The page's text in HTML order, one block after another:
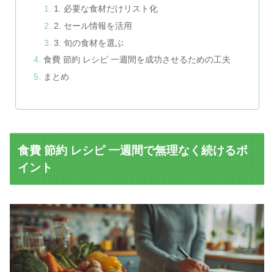
1. 必要な食材だけリスト化
2. セール情報を活用
3. 旬の食材を選ぶ
食費 節約 レシピ 一週間を成功させるための工夫
まとめ
食費 節約 レシピ 一週間で無理なく続けるポ
イント